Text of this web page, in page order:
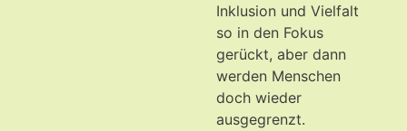
Inklusion und Vielfalt
so in den Fokus
gerückt, aber dann
werden Menschen
doch wieder
ausgegrenzt.